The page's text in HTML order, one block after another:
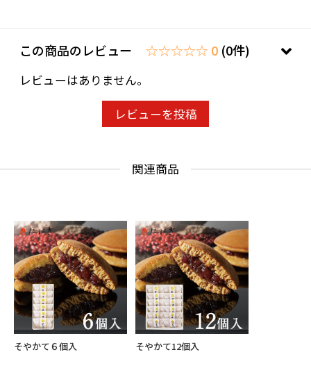
この商品のレビュー ☆☆☆☆☆ 0 (0件)
レビューはありません。
レビューを投稿
関連商品
そやかて６個入 そやかて12個入